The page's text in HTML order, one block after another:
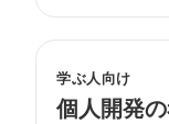
学ぶ人向け
個人開発